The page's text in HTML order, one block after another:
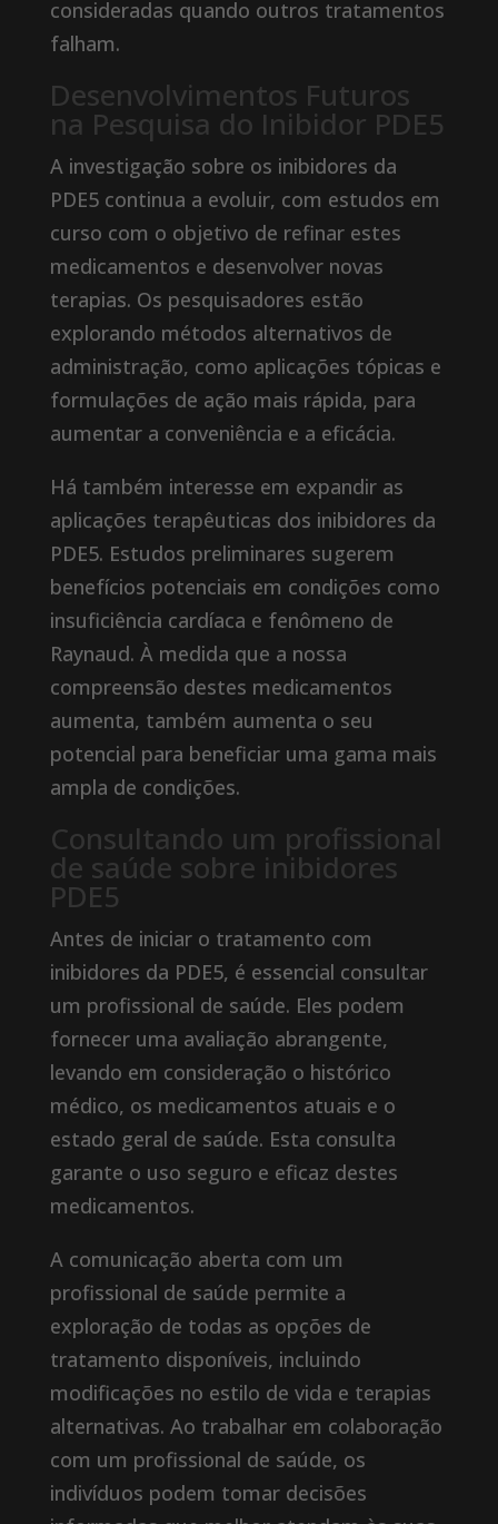
consideradas quando outros tratamentos
falham.
Desenvolvimentos Futuros
na Pesquisa do Inibidor PDE5
A investigação sobre os inibidores da
PDE5 continua a evoluir, com estudos em
curso com o objetivo de refinar estes
medicamentos e desenvolver novas
terapias. Os pesquisadores estão
explorando métodos alternativos de
administração, como aplicações tópicas e
formulações de ação mais rápida, para
aumentar a conveniência e a eficácia.
Há também interesse em expandir as
aplicações terapêuticas dos inibidores da
PDE5. Estudos preliminares sugerem
benefícios potenciais em condições como
insuficiência cardíaca e fenômeno de
Raynaud. À medida que a nossa
compreensão destes medicamentos
aumenta, também aumenta o seu
potencial para beneficiar uma gama mais
ampla de condições.
Consultando um profissional
de saúde sobre inibidores
PDE5
Antes de iniciar o tratamento com
inibidores da PDE5, é essencial consultar
um profissional de saúde. Eles podem
fornecer uma avaliação abrangente,
levando em consideração o histórico
médico, os medicamentos atuais e o
estado geral de saúde. Esta consulta
garante o uso seguro e eficaz destes
medicamentos.
A comunicação aberta com um
profissional de saúde permite a
exploração de todas as opções de
tratamento disponíveis, incluindo
modificações no estilo de vida e terapias
alternativas. Ao trabalhar em colaboração
com um profissional de saúde, os
indivíduos podem tomar decisões